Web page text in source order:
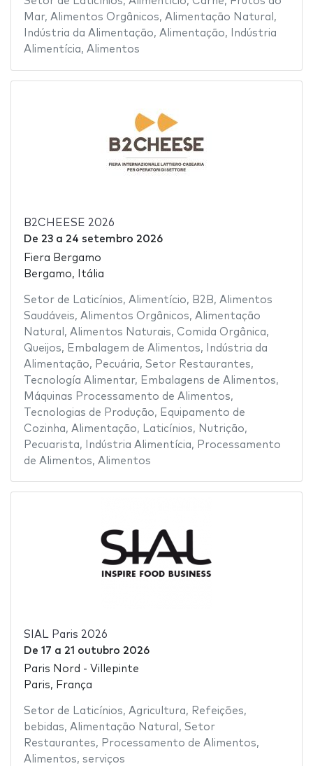
Mar, Alimentos Orgânicos, Alimentação Natural ,
Indústria da Alimentação, Alimentação,
Indústria
Alimentícia, Alimentos
B2CHEESE 2026
De 23a 24 setembro 2026
Fiera Bergamo
Bergamo, Itália
Setor de Laticínios, Alimentício, B2B, Alimentos
Saudáveis, Alimentos Orgânicos, Alimentação
Natural , Alimentos Naturais, Comida Orgânica,
Queijos, Embalagem de Alimentos,
Indústria da
Alimentação, Pecuária, Setor Restaurantes,
Tecnología Alimentar, Embalagens de Alimentos,
Máquinas Processamento de Alimentos,
Tecnologias de Produção, Equipamento de
Cozinha, Alimentação, Laticínios, Nutrição,
Pecuarista, Indústria Alimentícia, Processamento
de Alimentos, Alimentos
SIAL Paris 2026
De 17 a 21 outubro 2026
Paris Nord - Villepinte
Paris, França
Setor de Laticínios, Agricultura, Refeições,
bebidas, Alimentação Natural , Setor
Restaurantes, Processamento de Alimentos,
Alimentos, serviços